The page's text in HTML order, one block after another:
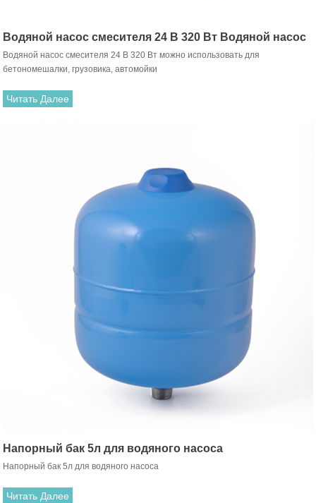
Водяной насос смесителя 24 В 320 Вт Водяной насос
для бетономешалки Насос для очистки грузовиков
Водяной насос смесителя 24 В 320 Вт можно использовать для
бетономешалки, грузовика, автомойки
Читать Далее
Напорный бак 5л для водяного насоса
Напорный бак 5л для водяного насоса
Читать Далее